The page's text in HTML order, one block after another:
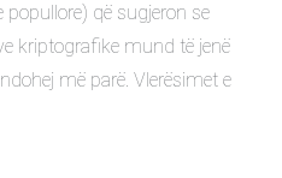
që sugjeron se
kriptografike mund të jenë
më parë. Vlerësimet e